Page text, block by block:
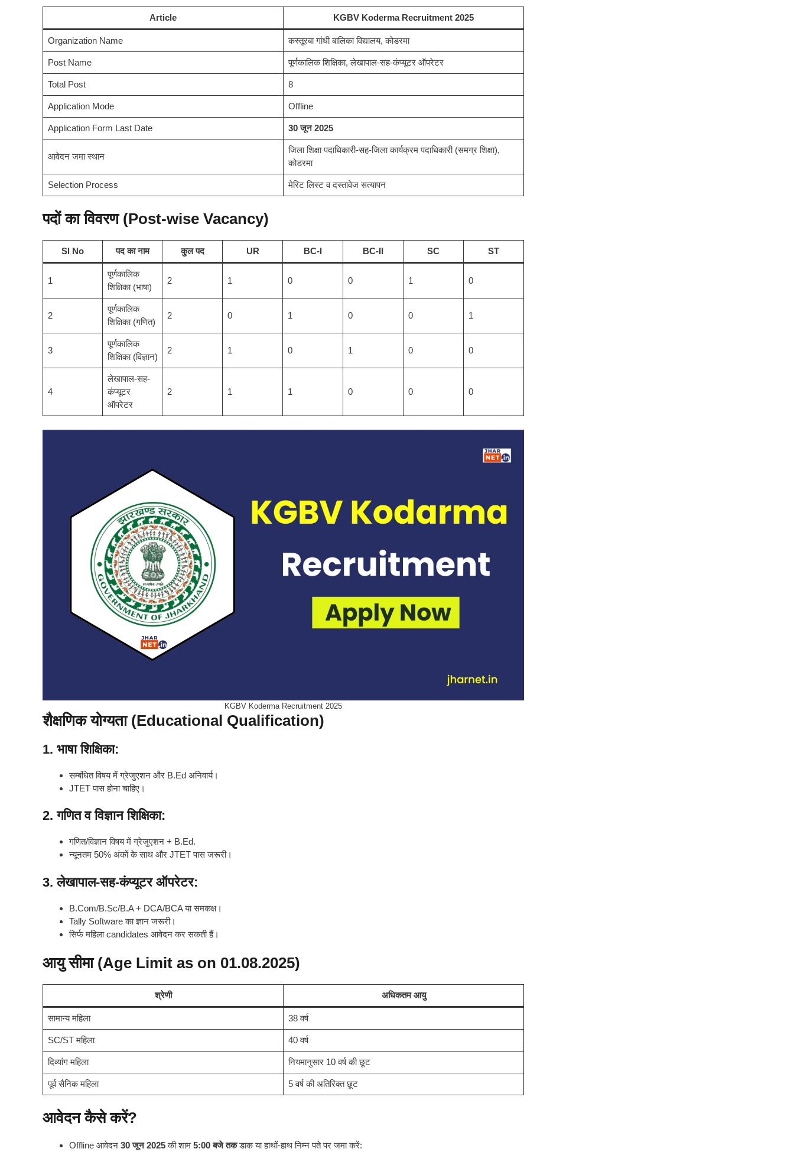
Article KGBV Koderma Recruitment 2025
Organization Name कस्तूरबा गांधी बालिका विद्यालय, कोडरमा
Post Name पूर्णकालिक शिक्षिका, लेखापाल-सह-कंप्यूटर ऑपरेटर
Total Post 8
Application Mode Offline
Application Form Last Date 30 जून 2025
आवेदन जमा स्थान
जिला शिक्षा पदाधिकारी-सह-जिला कार्यक्रम पदाधिकारी (समग्र शिक्षा),
कोडरमा
Selection Process मेरिट लिस्ट व दस्तावेज सत्यापन
पदों का विवरण (Post-wise Vacancy)
Sl No पद का नाम कुल पद UR BC-I BC-II SC ST
1
पूर्णकालिक
शिक्षिका (भाषा)
2 1 0 0 1 0
2
पूर्णकालिक
शिक्षिका (गणित)
2 0 1 0 0 1
3
पूर्णकालिक
शिक्षिका (विज्ञान)
2 1 0 1 0 0
4
लेखापाल-सह-
कंप्यूटर
ऑपरेटर
2 1 1 0 0 0
KGBV Koderma Recruitment 2025
शैक्षणिक योग्यता (Educational Qualification)
1. भाषा शिक्षिका:
सम्बंधित विषय में ग्रेजुएशन और B.Ed अनिवार्य।
JTET पास होना चाहिए।
2.गणित व विज्ञान शिक्षिका:
गणित/विज्ञान विषय में ग्रेजुएशन + B.Ed.
न्यूनतम 50% अंकों के साथ और JTET पास जरूरी।
3.लेखापाल-सह-कंप्यूटर ऑपरेटर:
B.Com/B.Sc/B.A + DCA/BCA या समकक्ष।
Tally Software का ज्ञान जरूरी।
सिर्फ महिला candidates आवेदन कर सकती हैं।
आयु सीमा (Age Limit as on 01.08.2025)
श्रेणी अधिकतम आयु
सामान्य महिला 38 वर्ष
SC/ST महिला 40 वर्ष
दिव्यांग महिला नियमानुसार 10 वर्ष की छूट
पूर्व सैनिक महिला 5 वर्ष की अतिरिक्त छूट
आवेदन कैसे करें?
Offline आवेदन 30 जून 2025की शाम 5:00 बजे तकडाक या हाथों-हाथ निम्न पते पर जमा करें: